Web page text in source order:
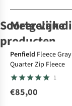
Soortgelijke
producten
Patagonia
Bodywarmer
Retro Pile Vest
Patagonia
Bodywarmer
M'S Classic
Retro-X Vest
Patagonia
Bodywarmer
M'S Classic
Retro-X Vest
Patagonia
Bodywarmer
M'S Retro Pile
Vest
Meer van
Penfield Fleece
Quarter Zip Fleece
1
€85,00